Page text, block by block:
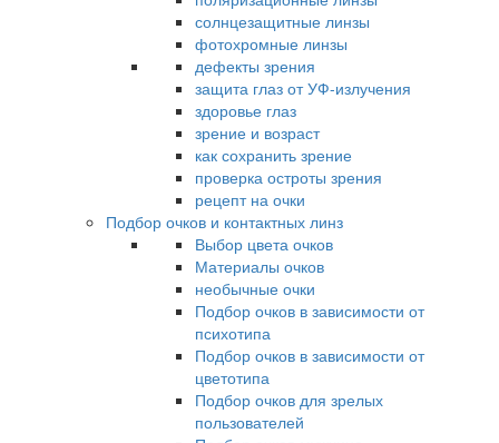
солнцезащитные линзы
фотохромные линзы
дефекты зрения
защита глаз от УФ-излучения
здоровье глаз
зрение и возраст
как сохранить зрение
проверка остроты зрения
рецепт на очки
Подбор очков и контактных линз
Выбор цвета очков
Материалы очков
необычные очки
Подбор очков в зависимости от
психотипа
Подбор очков в зависимости от
цветотипа
Подбор очков для зрелых
пользователей